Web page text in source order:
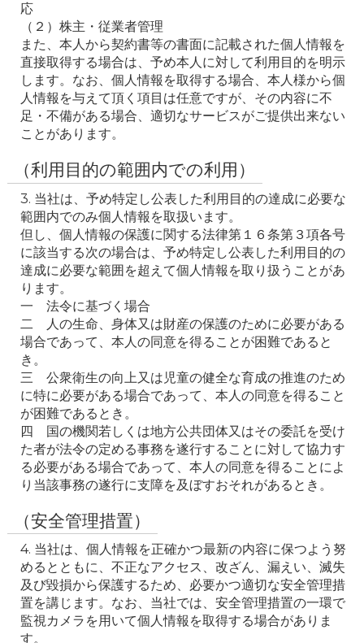
応
（２）株主・従業者管理
また、本人から契約書等の書面に記載された個人情報を
直接取得する場合は、予め本人に対して利用目的を明示
します。なお、個人情報を取得する場合、本人様から個
人情報を与えて頂く項目は任意ですが、その内容に不
足・不備がある場合、適切なサービスがご提供出来ない
ことがあります。
（利用目的の範囲内での利用）
3. 当社は、予め特定し公表した利用目的の達成に必要な
範囲内でのみ個人情報を取扱います。
但し、個人情報の保護に関する法律第１６条第３項各号
に該当する次の場合は、予め特定し公表した利用目的の
達成に必要な範囲を超えて個人情報を取り扱うことがあ
ります。
一　法令に基づく場合
二　人の生命、身体又は財産の保護のために必要がある
場合であって、本人の同意を得ることが困難であると
き。
三　公衆衛生の向上又は児童の健全な育成の推進のため
に特に必要がある場合であって、本人の同意を得ること
が困難であるとき。
四　国の機関若しくは地方公共団体又はその委託を受け
た者が法令の定める事務を遂行することに対して協力す
る必要がある場合であって、本人の同意を得ることによ
り当該事務の遂行に支障を及ぼすおそれがあるとき。
（安全管理措置）
4. 当社は、個人情報を正確かつ最新の内容に保つよう努
めるとともに、不正なアクセス、改ざん、漏えい、滅失
及び毀損から保護するため、必要かつ適切な安全管理措
置を講じます。なお、当社では、安全管理措置の一環で
監視カメラを用いて個人情報を取得する場合がありま